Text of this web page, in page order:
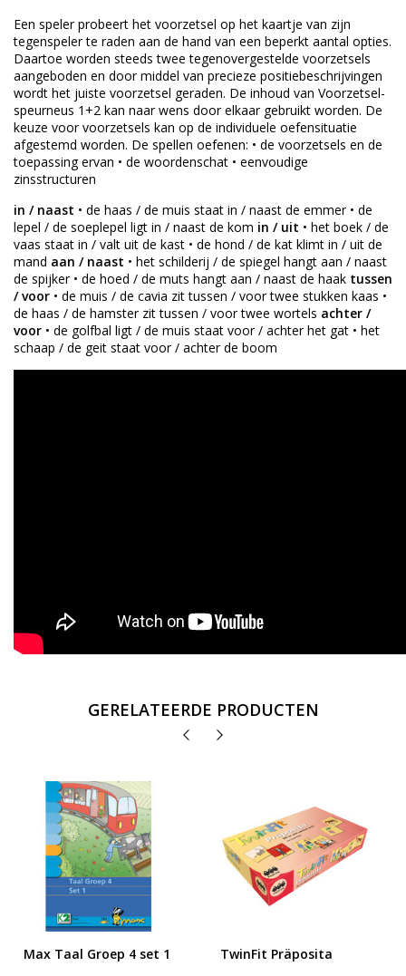
Een speler probeert het voorzetsel op het kaartje van zijn
tegenspeler te raden aan de hand van een beperkt aantal opties.
Daartoe worden steeds twee tegenovergestelde voorzetsels
aangeboden en door middel van precieze positiebeschrijvingen
wordt het juiste voorzetsel geraden. De inhoud van Voorzetsel-
speurneus 1+2 kan naar wens door elkaar gebruikt worden. De
keuze voor voorzetsels kan op de individuele oefensituatie
afgestemd worden. De spellen oefenen: • de voorzetsels en de
toepassing ervan • de woordenschat • eenvoudige
zinsstructuren
in / naast • de haas / de muis staat in / naast de emmer • de
lepel / de soeplepel ligt in / naast de kom in / uit • het boek / de
vaas staat in / valt uit de kast • de hond / de kat klimt in / uit de
mand aan / naast • het schilderij / de spiegel hangt aan / naast
de spijker • de hoed / de muts hangt aan / naast de haak tussen
/ voor • de muis / de cavia zit tussen / voor twee stukken kaas •
de haas / de hamster zit tussen / voor twee wortels achter /
voor • de golfbal ligt / de muis staat voor / achter het gat • het
schaap / de geit staat voor / achter de boom
GERELATEERDE PRODUCTEN
Max Taal Groep 4 set 1 TwinFit Präposita